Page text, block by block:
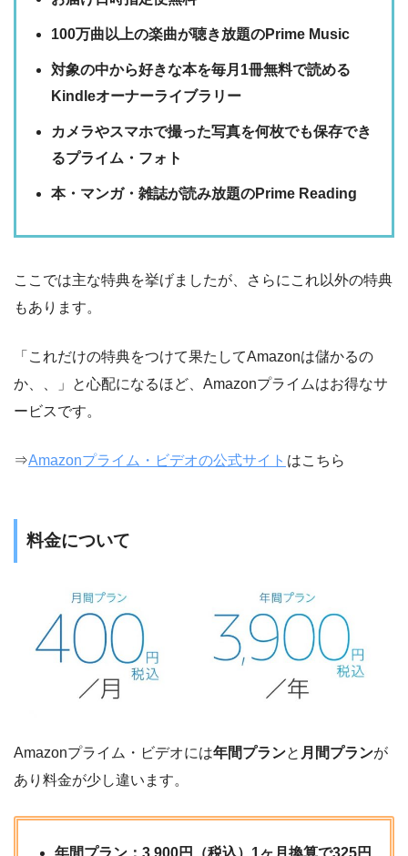
100万曲以上の楽曲が聴き放題のPrime Music
対象の中から好きな本を毎月1冊無料で読める
Kindleオーナーライブラリー
カメラやスマホで撮った写真を何枚でも保存でき
るプライム・フォト
本・マンガ・雑誌が読み放題のPrime Reading
ここでは主な特典を挙げましたが、さらにこれ以外の特典
もあります。
「これだけの特典をつけて果たしてAmazonは儲かるの
か、、」と心配になるほど、Amazonプライムはお得なサ
ービスです。
⇒Amazonプライム・ビデオの公式サイト はこちら
料金について
Amazonプライム・ビデオには年間プランと 月間プランが
あり料金が少し違います。
年間プラン：3,900円（税込）1ヶ月換算で325円